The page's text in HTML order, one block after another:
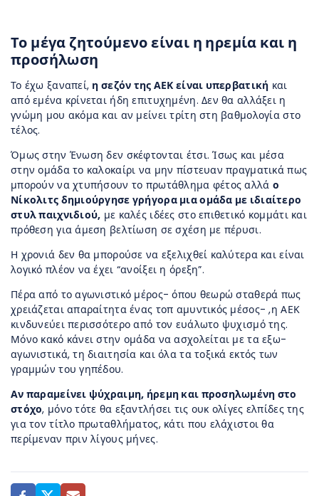
Το μέγα ζητούμενο είναι η ηρεμία και η
προσήλωση
Το έχω ξαναπεί, η σεζόν της ΑΕΚ είναι υπερβατική και
από εμένα κρίνεται ήδη επιτυχημένη. Δεν θα αλλάξει η
γνώμη μου ακόμα και αν μείνει τρίτη στη βαθμολογία στο
τέλος.
Όμως στην Ένωση δεν σκέφτονται έτσι. Ίσως και μέσα
στην ομάδα το καλοκαίρι να μην πίστευαν πραγματικά πως
μπορούν να χτυπήσουν το πρωτάθλημα φέτος αλλά ο
Νίκολιτς δημιούργησε γρήγορα μια ομάδα με ιδιαίτερο
στυλ παιχνιδιού, με καλές ιδέες στο επιθετικό κομμάτι και
πρόθεση για άμεση βελτίωση σε σχέση με πέρυσι.
Η χρονιά δεν θα μπορούσε να εξελιχθεί καλύτερα και είναι
λογικό πλέον να έχει “ανοίξει η όρεξη”.
Πέρα από το αγωνιστικό μέρος- όπου θεωρώ σταθερά πως
χρειάζεται απαραίτητα ένας τοπ αμυντικός μέσος- ,η ΑΕΚ
κινδυνεύει περισσότερο από τον ευάλωτο ψυχισμό της.
Μόνο κακό κάνει στην ομάδα να ασχολείται με τα εξω-
αγωνιστικά, τη διαιτησία και όλα τα τοξικά εκτός των
γραμμών του γηπέδου.
Αν παραμείνει ψύχραιμη, ήρεμη και προσηλωμένη στο
στόχο, μόνο τότε θα εξαντλήσει τις ουκ ολίγες ελπίδες της
για τον τίτλο πρωταθλήματος, κάτι που ελάχιστοι θα
περίμεναν πριν λίγους μήνες.